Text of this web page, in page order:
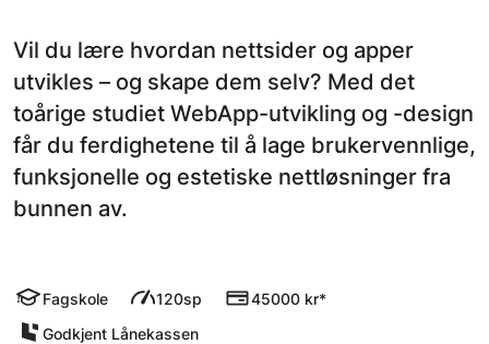
Vil du lære hvordan nettsider og apper
utvikles – og skape dem selv? Med det
toårige studiet WebApp-utvikling og -design
får du ferdighetene til å lage brukervennlige,
funksjonelle og estetiske nettløsninger fra
bunnen av.
Fagskole 120sp
45000 kr*
Godkjent Lånekassen